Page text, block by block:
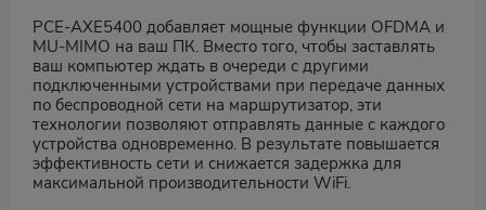
PCE-AXE5400 добавляет мощные функции OFDMA и
MU-MIMO на ваш ПК. Вместо того, чтобы заставлять
ваш компьютер ждать в очереди с другими
подключенными устройствами при передаче данных
по беспроводной сети на маршрутизатор, эти
технологии позволяют отправлять данные с каждого
устройства одновременно. В результате повышается
эффективность сети и снижается задержка для
максимальной производительности WiFi.